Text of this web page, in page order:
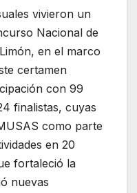
vivieron un
Nacional de
en el marco
certamen
con 99
finalistas, cuyas
como parte
en 20
fortaleció la
nuevas